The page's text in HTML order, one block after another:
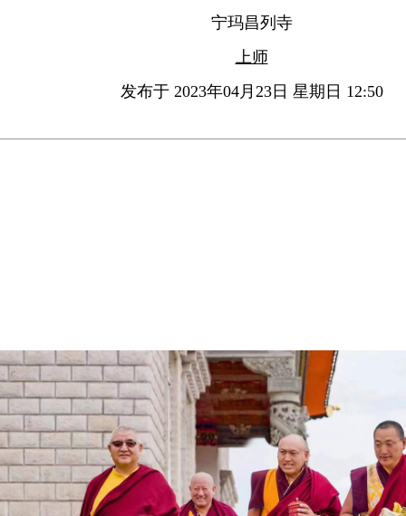
宁玛昌列寺
上师
发布于 2023年04月23日 星期日 12:50